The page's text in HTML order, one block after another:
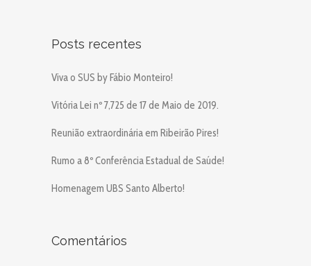
Posts recentes
Viva o SUS by Fábio Monteiro!
Vitória Lei nº 7,725 de 17 de Maio de 2019.
Reunião extraordinária em Ribeirão Pires!
Rumo a 8º Conferência Estadual de Saúde!
Homenagem UBS Santo Alberto!
Comentários